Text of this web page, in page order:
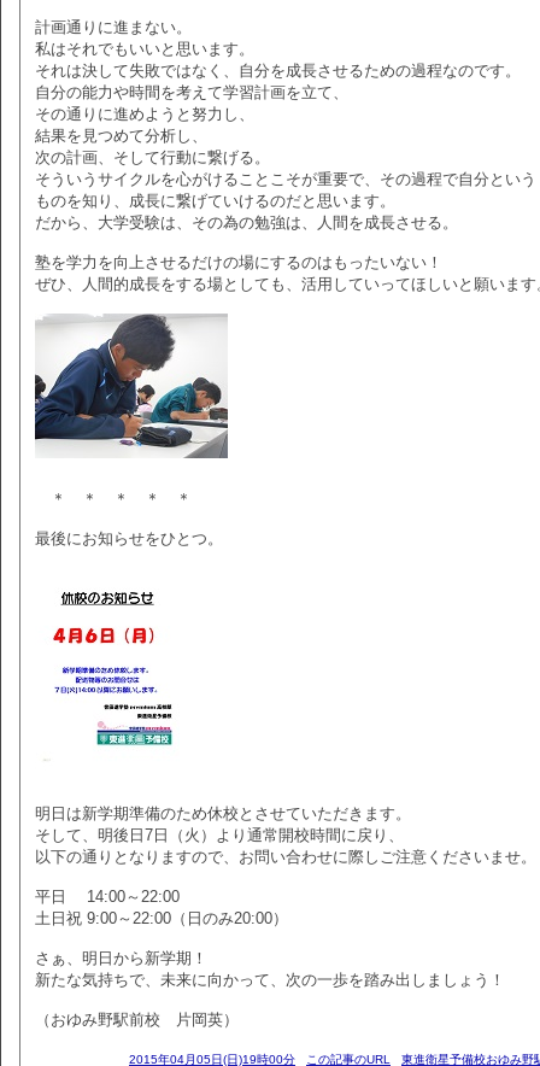
計画通りに進まない。
私はそれでもいいと思います。
それは決して失敗ではなく、自分を成長させるための過程なのです。
自分の能力や時間を考えて学習計画を立て、
その通りに進めようと努力し、
結果を見つめて分析し、
次の計画、そして行動に繋げる。
そういうサイクルを心がけることこそが重要で、その過程で自分という
ものを知り、成長に繋げていけるのだと思います。
だから、大学受験は、その為の勉強は、人間を成長させる。
塾を学力を向上させるだけの場にするのはもったいない！
ぜひ、人間的成長をする場としても、活用していってほしいと願います
＊ ＊ ＊ ＊ ＊
最後にお知らせをひとつ。
明日は新学期準備のため休校とさせていただきます。
そして、明後日7日（火）より通常開校時間に戻り、
以下の通りとなりますので、お問い合わせに際しご注意くださいませ。
平日 14:00～22:00
土日祝 9:00～22:00（日のみ20:00）
さぁ、明日から新学期！
新たな気持ちで、未来に向かって、次の一歩を踏み出しましょう！
（おゆみ野駅前校 片岡英）
2015年04月05日(日)19時00分 この記事のURL 東進衛星予備校おゆみ野